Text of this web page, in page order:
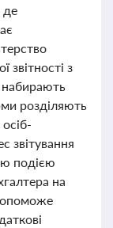
де
звітності з
розділяють
звітування
подією
на